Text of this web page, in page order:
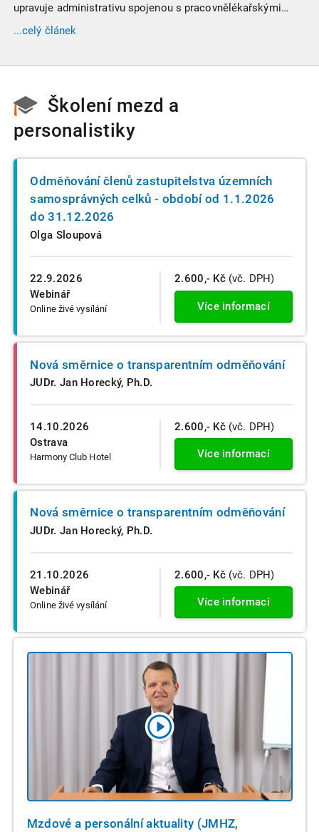
upravuje administrativu spojenou s pracovnělékařskými
prohlídkami. Vybrali jsme tři zásadní změny, které ovlivní
vaši každodenní praxi, a stručný přehled ostatních novinek.
...celý článek
Školení mezd a
personalistiky
22.9.2026
Webinář
Online živé vysílání
Odměňování členů zastupitelstva územních
samosprávných celků - období od 1.1.2026
do 31.12.2026
Olga Sloupová
2.600,- Kč (vč. DPH)
Více informací
14.10.2026
Ostrava
Harmony Club Hotel
Nová směrnice o transparentním odměňování
JUDr. Jan Horecký, Ph.D.
2.600,- Kč (vč. DPH)
Více informací
21.10.2026
Webinář
Online živé vysílání
Nová směrnice o transparentním odměňování
JUDr. Jan Horecký, Ph.D.
2.600,- Kč (vč. DPH)
Více informací
Mzdové a personální aktuality (JMHZ,